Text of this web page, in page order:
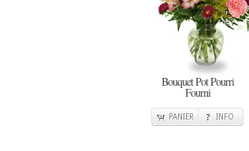
Bouquet Pot Pourri
Fourni
PANIER INFO